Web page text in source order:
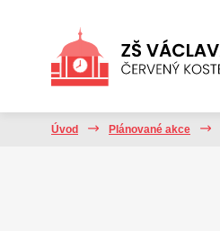
Úvod Plánované akce